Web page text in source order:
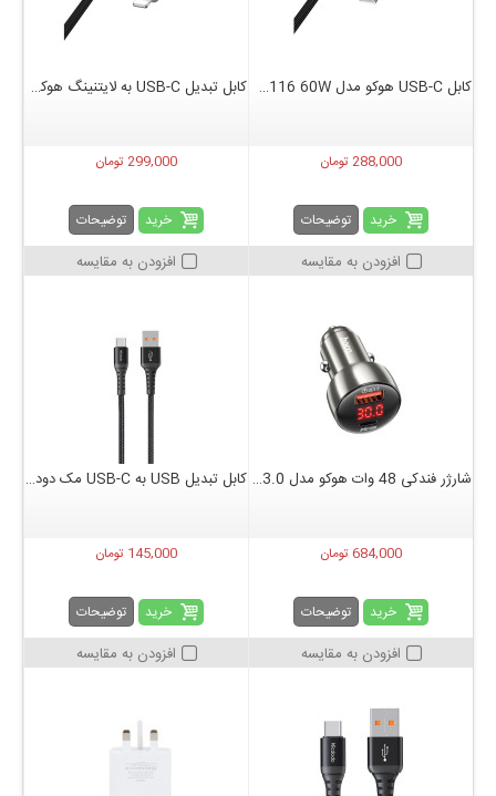
کابل USB-C هوکو مدل U116 60W طول 1.2 متر
288,000 تومان
خرید توضیحات
افزودن به مقایسه
کابل تبدیل USB-C به لایتنینگ هوکو مدل U116 طول 1.2 متر
299,000 تومان
خرید توضیحات
افزودن به مقایسه
شارژر فندکی 48 وات هوکو مدل Z50 PD+ QC3.0
684,000 تومان
خرید توضیحات
افزودن به مقایسه
کابل تبدیل USB به USB-C مک دودو مدل CA-2270 طول 20 سانتیمتر
145,000 تومان
خرید توضیحات
افزودن به مقایسه